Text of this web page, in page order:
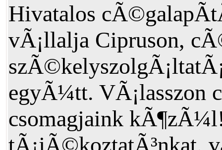
Hivatalos
vÃ¡llalja Cipruson,
egyÃ¼tt. VÃ¡lasszon
csomagjaink
tÃ¡jÃ©koztatÃ³nkat,